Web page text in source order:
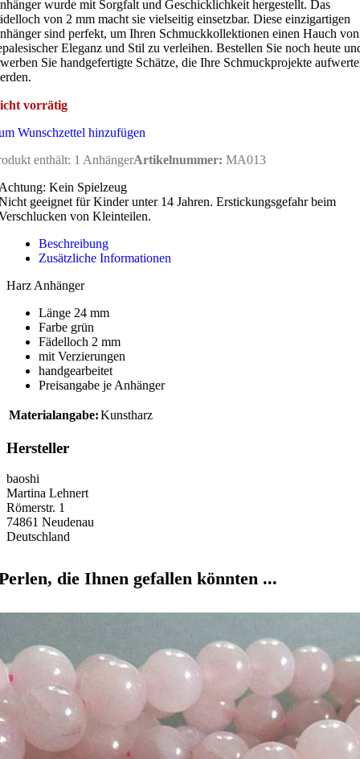
wurde mit Sorgfalt und Geschicklichkeit hergestellt. Das
von 2 mm macht sie vielseitig einsetzbar. Diese einzigartigen
sind perfekt, um Ihren Schmuckkollektionen einen Hauch von
Eleganz und Stil zu verleihen. Bestellen Sie noch heute
Sie handgefertigte Schätze, die Ihre Schmuckprojekte
vorrätig
Wunschzettel hinzufügen
enthält: 1 AnhängerArtikelnummer: MA013
Kein Spielzeug
geeignet für Kinder unter 14 Jahren. Erstickungsgefahr beim
von Kleinteilen.
Beschreibung
Zusätzliche Informationen
Harz Anhänger
Länge 24 mm
Farbe grün
Fädelloch 2 mm
mit Verzierungen
handgearbeitet
Preisangabe je Anhänger
Materialangabe:Kunstharz
Hersteller
baoshi
Martina Lehnert
Römerstr. 1
74861 Neudenau
Deutschland
die Ihnen gefallen könnten ...